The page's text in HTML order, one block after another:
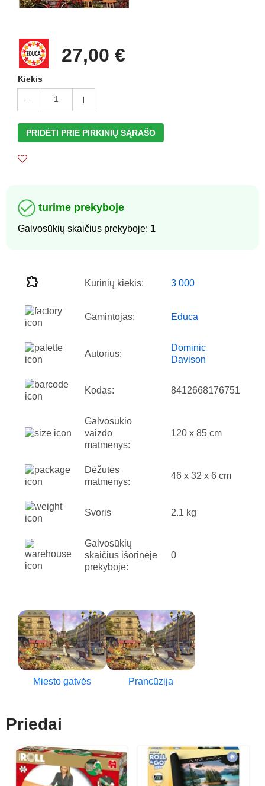
27,00 €
Kiekis
1
PRIDĖTI PRIE PIRKINIŲ SĄRAŠO
turime prekyboje
Galvosūkių skaičius prekyboje: 1
Kūrinių kiekis: 3 000
Gamintojas: Educa
Autorius:
Dominic
Davison
Kodas: 8412668176751
Galvosūkio
vaizdo
matmenys:
120 x 85 cm
Dėžutės
matmenys:
46 x 32 x 6 cm
Svoris 2.1 kg
Galvosūkių
skaičius išorinėje
prekyboje:
0
Miesto gatvės Prancūzija
Priedai